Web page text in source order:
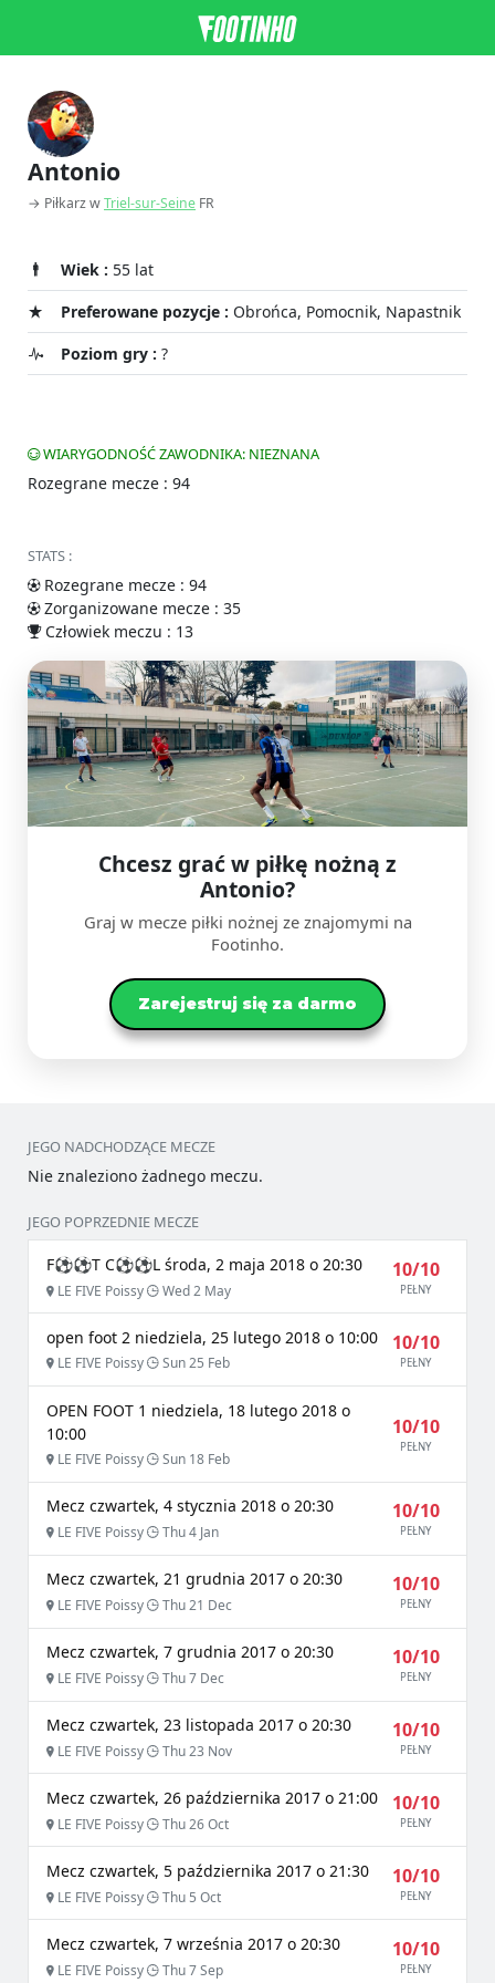
Antonio
→ Piłkarz wTriel-sur-Seine FR
Wiek : 55 lat
Preferowane pozycje : Obrońca, Pomocnik, Napastnik
Poziom gry : ?
WIARYGODNOŚĆ ZAWODNIKA: NIEZNANA
Rozegrane mecze : 94
STATS :
Rozegrane mecze : 94
Zorganizowane mecze : 35
Człowiek meczu : 13
Chcesz grać w piłkę nożną z
Antonio?
Graj w mecze piłki nożnej ze znajomymi na
Footinho.
Zarejestruj się za darmo
JEGO NADCHODZĄCE MECZE
Nie znaleziono żadnego meczu.
JEGO POPRZEDNIE MECZE
F⚽️⚽️T C⚽️⚽️L środa, 2 maja 2018 o 20:30
LE FIVE Poissy Wed 2 May
10/10
PEŁNY
open foot 2 niedziela, 25 lutego 2018 o 10:00
LE FIVE Poissy Sun 25 Feb
10/10
PEŁNY
OPEN FOOT 1 niedziela, 18 lutego 2018 o
10:00
LE FIVE Poissy Sun 18 Feb
10/10
PEŁNY
Mecz czwartek, 4 stycznia 2018 o 20:30
LE FIVE Poissy Thu 4 Jan
10/10
PEŁNY
Mecz czwartek, 21 grudnia 2017 o 20:30
LE FIVE Poissy Thu 21 Dec
10/10
PEŁNY
Mecz czwartek, 7 grudnia 2017 o 20:30
LE FIVE Poissy Thu 7 Dec
10/10
PEŁNY
Mecz czwartek, 23 listopada 2017 o 20:30
LE FIVE Poissy Thu 23 Nov
10/10
PEŁNY
Mecz czwartek, 26 października 2017 o 21:00
LE FIVE Poissy Thu 26 Oct
10/10
PEŁNY
Mecz czwartek, 5 października 2017 o 21:30
LE FIVE Poissy Thu 5 Oct
10/10
PEŁNY
Mecz czwartek, 7 września 2017 o 20:30
LE FIVE Poissy Thu 7 Sep
10/10
PEŁNY